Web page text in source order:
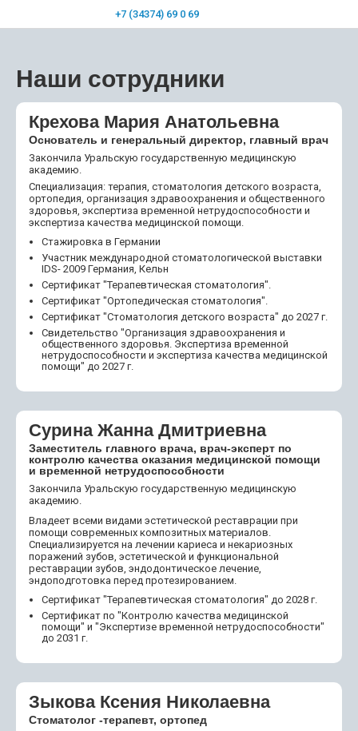
+7 (34374) 69 0 69
Наши сотрудники
Крехова Мария Анатольевна
Основатель и генеральный директор, главный врач
Закончила Уральскую государственную медицинскую
академию.
Специализация: терапия, стоматология детского возраста,
ортопедия, организация здравоохранения и общественного
здоровья, экспертиза временной нетрудоспособности и
экспертиза качества медицинской помощи.
Стажировка в Германии
Участник международной стоматологической выставки
IDS- 2009 Германия, Кельн
Сертификат "Терапевтическая стоматология".
Сертификат "Ортопедическая стоматология".
Сертификат "Стоматология детского возраста" до 2027 г.
Свидетельство "Организация здравоохранения и
общественного здоровья. Экспертиза временной
нетрудоспособности и экспертиза качества медицинской
помощи" до 2027 г.
Сурина Жанна Дмитриевна
Заместитель главного врача, врач-эксперт по
контролю качества оказания медицинской помощи
и временной нетрудоспособности
Закончила Уральскую государственную медицинскую
академию.
Владеет всеми видами эстетической реставрации при
помощи современных композитных материалов.
Специализируется на лечении кариеса и некариозных
поражений зубов, эстетической и функциональной
реставрации зубов, эндодонтическое лечение,
эндоподготовка перед протезированием.
Сертификат "Терапевтическая стоматология" до 2028 г.
Сертификат по "Контролю качества медицинской
помощи" и "Экспертизе временной нетрудоспособности"
до 2031 г.
Зыкова Ксения Николаевна
Стоматолог -терапевт, ортопед